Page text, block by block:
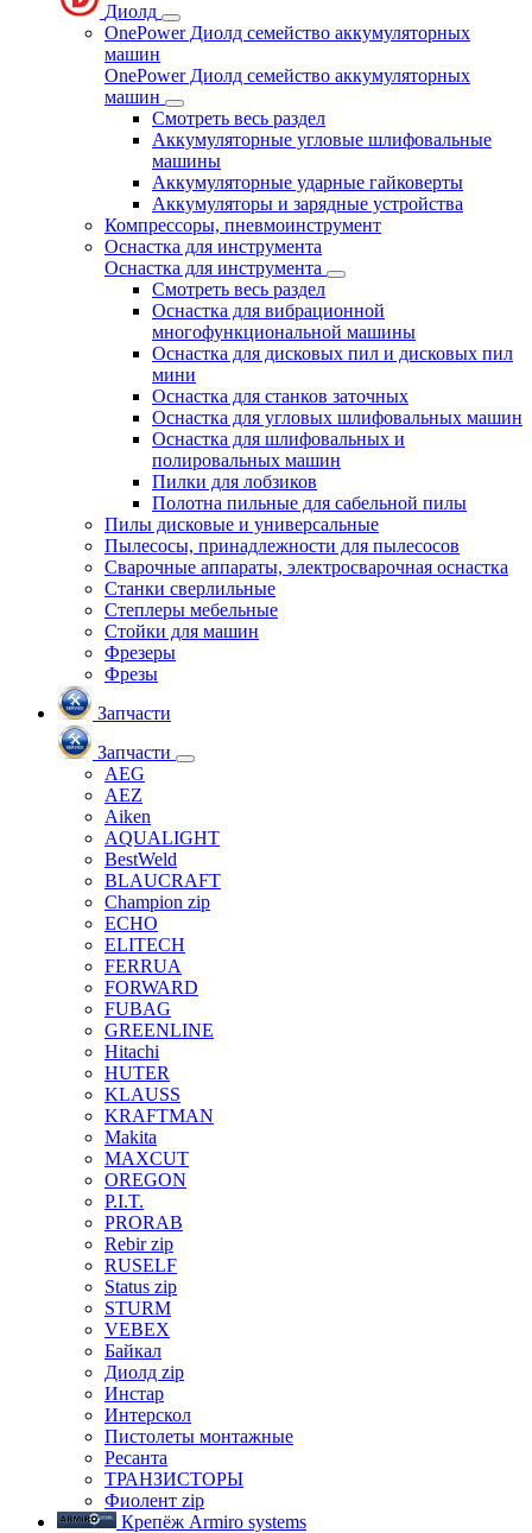
Диолд
OnePower Диолд семейство аккумуляторных
машин
OnePower Диолд семейство аккумуляторных
машин
Смотреть весь раздел
Аккумуляторные угловые шлифовальные
машины
Аккумуляторные ударные гайковерты
Аккумуляторы и зарядные устройства
Компрессоры, пневмоинструмент
Оснастка для инструмента
Оснастка для инструмента
Смотреть весь раздел
Оснастка для вибрационной
многофункциональной машины
Оснастка для дисковых пил и дисковых пил
мини
Оснастка для станков заточных
Оснастка для угловых шлифовальных машин
Оснастка для шлифовальных и
полировальных машин
Пилки для лобзиков
Полотна пильные для сабельной пилы
Пилы дисковые и универсальные
Пылесосы, принадлежности для пылесосов
Сварочные аппараты, электросварочная оснастка
Станки сверлильные
Степлеры мебельные
Стойки для машин
Фрезеры
Фрезы
Запчасти
Запчасти
AEG
AEZ
Aiken
AQUALIGHT
BestWeld
BLAUCRAFT
Champion zip
ECHO
ELITECH
FERRUA
FORWARD
FUBAG
GREENLINE
Hitachi
HUTER
KLAUSS
KRAFTMAN
Makita
MAXCUT
OREGON
P.I.T.
PRORAB
Rebir zip
RUSELF
Status zip
STURM
VEBEX
Байкал
Диолд zip
Инстар
Интерскол
Пистолеты монтажные
Ресанта
ТРАНЗИСТОРЫ
Фиолент zip
Крепёж Armiro systems